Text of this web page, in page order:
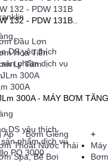
Đầu Lợn
Hỏa Tiễn
Ly Tâm
Áp
Bơm Giếng
Thoát Nước Thải
Spa, Bể Bơi
+
132 - PDW 131B
132 - PDW 131B..
DS yêu thích
phẩm dịch vụ
300A
300A - MÁY BƠM
DS yêu thích
phẩm dịch vụ